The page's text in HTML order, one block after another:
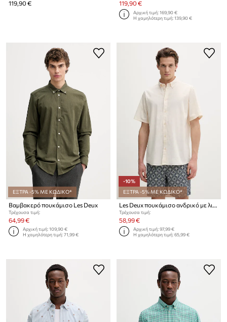
119,90 € 119,90 €
Αρχική τιμή:169,90 €
Η χαμηλότερη τιμή:139,90 €
ΕΞΤΡΑ -5% ΜΕ ΚΩΔΙΚΟ*
Βαμβακερό πουκάμισο Les Deux
Τρέχουσα τιμή:
64,99 €
Αρχική τιμή:109,90 €
Η χαμηλότερη τιμή:71,99 €
-10%
ΕΞΤΡΑ -5% ΜΕ ΚΩΔΙΚΟ*
Τρέχουσα τιμή:
58,99 €
Αρχική τιμή:97,99 €
Η χαμηλότερη τιμή:65,99 €